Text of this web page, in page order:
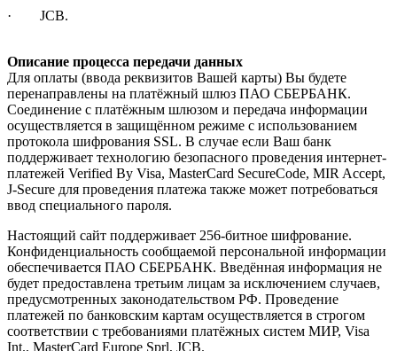
· JCB.
Описание процесса передачи данных
Для оплаты (ввода реквизитов Вашей карты) Вы будете
перенаправлены на платёжный шлюз ПАО СБЕРБАНК.
Соединение с платёжным шлюзом и передача информации
осуществляется в защищённом режиме с использованием
протокола шифрования SSL. В случае если Ваш банк
поддерживает технологию безопасного проведения интернет-
платежей Verified By Visa, MasterCard SecureCode, MIR Accept,
J-Secure для проведения платежа также может потребоваться
ввод специального пароля.
Настоящий сайт поддерживает 256-битное шифрование.
Конфиденциальность сообщаемой персональной информации
обеспечивается ПАО СБЕРБАНК. Введённая информация не
будет предоставлена третьим лицам за исключением случаев,
предусмотренных законодательством РФ. Проведение
платежей по банковским картам осуществляется в строгом
соответствии с требованиями платёжных систем МИР, Visa
Int., MasterCard Europe Sprl, JCB.